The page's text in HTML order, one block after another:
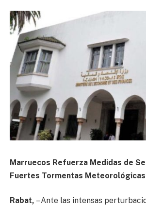
Marruecos Refuerza Medidas de
Fuertes Tormentas Meteorológicas
Rabat, – Ante las intensas